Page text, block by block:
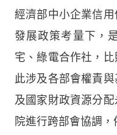
經濟部中小企業信
發展政策考量下，
宅、綠電合作社，
此涉及各部會權責
及國家財政資源分
院進行跨部會協調，